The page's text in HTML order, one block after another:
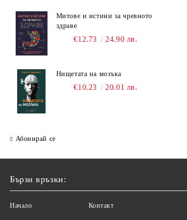
Митове и истини за чревното
здраве
€12.73 24.90 лв.
Нищетата на мозъка
€10.23 20.01 лв.
Абонирай се
Бързи връзки:
Начало Контакт